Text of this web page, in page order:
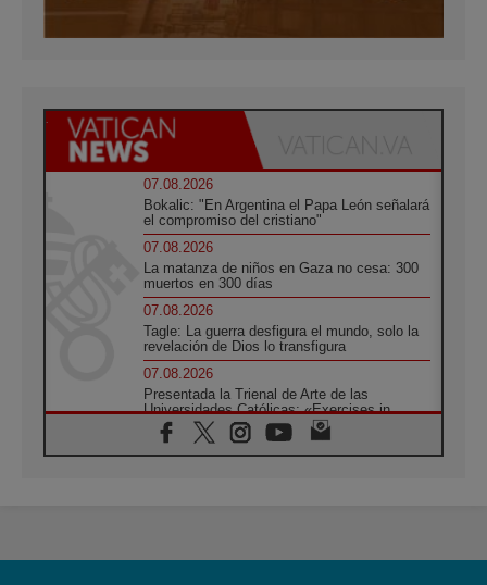
07.08.2026
Bokalic: "En Argentina el Papa León señalará
el compromiso del cristiano"
07.08.2026
La matanza de niños en Gaza no cesa: 300
muertos en 300 días
07.08.2026
Tagle: La guerra desfigura el mundo, solo la
revelación de Dios lo transfigura
07.08.2026
Presentada la Trienal de Arte de las
Universidades Católicas: «Exercises in
Empathy»
07.08.2026